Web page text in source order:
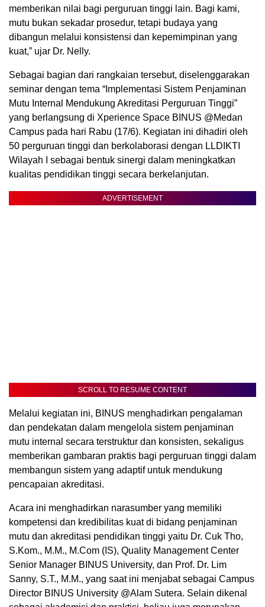
memberikan nilai bagi perguruan tinggi lain. Bagi kami,
mutu bukan sekadar prosedur, tetapi budaya yang
dibangun melalui konsistensi dan kepemimpinan yang
kuat,” ujar Dr. Nelly.
Sebagai bagian dari rangkaian tersebut, diselenggarakan
seminar dengan tema “Implementasi Sistem Penjaminan
Mutu Internal Mendukung Akreditasi Perguruan Tinggi”
yang berlangsung di Xperience Space BINUS @Medan
Campus pada hari Rabu (17/6). Kegiatan ini dihadiri oleh
50 perguruan tinggi dan berkolaborasi dengan LLDIKTI
Wilayah I sebagai bentuk sinergi dalam meningkatkan
kualitas pendidikan tinggi secara berkelanjutan.
ADVERTISEMENT
SCROLL TO RESUME CONTENT
Melalui kegiatan ini, BINUS menghadirkan pengalaman
dan pendekatan dalam mengelola sistem penjaminan
mutu internal secara terstruktur dan konsisten, sekaligus
memberikan gambaran praktis bagi perguruan tinggi dalam
membangun sistem yang adaptif untuk mendukung
pencapaian akreditasi.
Acara ini menghadirkan narasumber yang memiliki
kompetensi dan kredibilitas kuat di bidang penjaminan
mutu dan akreditasi pendidikan tinggi yaitu Dr. Cuk Tho,
S.Kom., M.M., M.Com (IS), Quality Management Center
Senior Manager BINUS University, dan Prof. Dr. Lim
Sanny, S.T., M.M., yang saat ini menjabat sebagai Campus
Director BINUS University @Alam Sutera. Selain dikenal